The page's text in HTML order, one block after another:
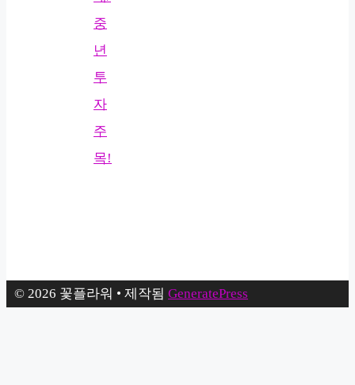
중
년
투
자
주
목!
© 2026 꽃플라워 • 제작됨 GeneratePress